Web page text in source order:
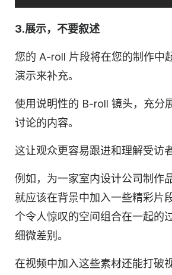
3.展示，不要叙述
您的 A-roll 片段将在您的制作中
演示来补充。
使用说明性的 B-roll 镜头，充分
讨论的内容。
这让观众更容易跟进和理解受访
例如，为一家室内设计公司制作
就应该在背景中加入一些精彩片
个令人惊叹的空间组合在一起的
细微差别。
在视频中加入这些素材还能打破